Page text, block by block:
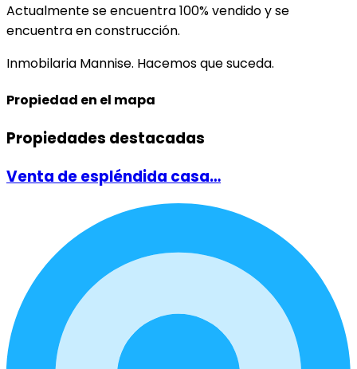
Actualmente se encuentra 100% vendido y se
encuentra en construcción.
Inmobilaria Mannise. Hacemos que suceda.
Propiedad en el mapa
Propiedades destacadas
Venta de espléndida casa…